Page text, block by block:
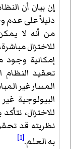
إن بيان أن
دليلاً على عدم
من أنه لا
للاختزال
إمكانية وجود
تعقيد النظام
المسار غير
البيولوجية
للاختزال،
نظريته قد
به العلم.[1]